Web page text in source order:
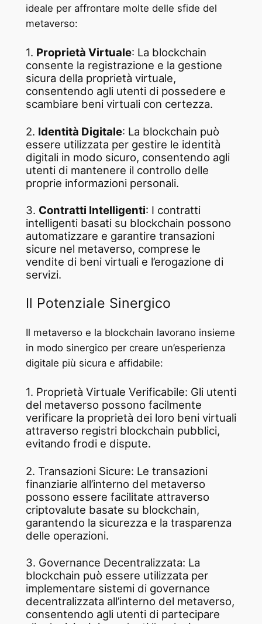
ideale per affrontare molte delle sfide del
metaverso:
1. Proprietà Virtuale: La blockchain
consente la registrazione e la gestione
sicura della proprietà virtuale,
consentendo agli utenti di possedere e
scambiare beni virtuali con certezza.
2. Identità Digitale: La blockchain può
essere utilizzata per gestire le identità
digitali in modo sicuro, consentendo agli
utenti di mantenere il controllo delle
proprie informazioni personali.
3. Contratti Intelligenti: I contratti
intelligenti basati su blockchain possono
automatizzare e garantire transazioni
sicure nel metaverso, comprese le
vendite di beni virtuali e l’erogazione di
servizi.
Il Potenziale Sinergico
Il metaverso e la blockchain lavorano insieme
in modo sinergico per creare un’esperienza
digitale più sicura e affidabile:
1. Proprietà Virtuale Verificabile: Gli utenti
del metaverso possono facilmente
verificare la proprietà dei loro beni virtuali
attraverso registri blockchain pubblici,
evitando frodi e dispute.
2. Transazioni Sicure: Le transazioni
finanziarie all’interno del metaverso
possono essere facilitate attraverso
criptovalute basate su blockchain,
garantendo la sicurezza e la trasparenza
delle operazioni.
3. Governance Decentralizzata: La
blockchain può essere utilizzata per
implementare sistemi di governance
decentralizzata all’interno del metaverso,
consentendo agli utenti di partecipare